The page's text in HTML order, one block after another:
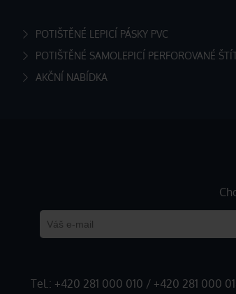
POTIŠTĚNÉ LEPICÍ PÁSKY PVC
POTIŠTĚNÉ SAMOLEPICÍ PERFOROVANÉ
AKČNÍ NABÍDKA
Tel.: +420 281 000 010 / +420 281 000